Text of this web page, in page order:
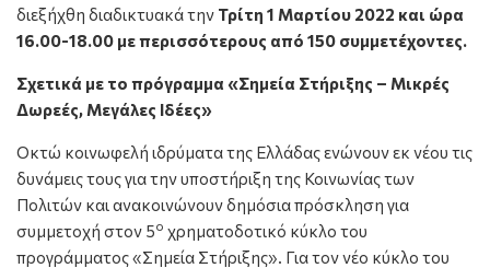
διεξήχθη διαδικτυακά την Τρίτη 1 Μαρτίου 2022 και ώρα
16.00-18.00 με περισσότερους από 150 συμμετέχοντες.
Σχετικά με το πρόγραμμα «Σημεία Στήριξης – Μικρές
Δωρεές, Μεγάλες Ιδέες»
Οκτώ κοινωφελή ιδρύματα της Ελλάδας ενώνουν εκ νέου τις
δυνάμεις τους για την υποστήριξη της Κοινωνίας των
Πολιτών και ανακοινώνουν δημόσια πρόσκληση για
συμμετοχή στον 5ο χρηματοδοτικό κύκλο του
προγράμματος «Σημεία Στήριξης». Για τον νέο κύκλο του